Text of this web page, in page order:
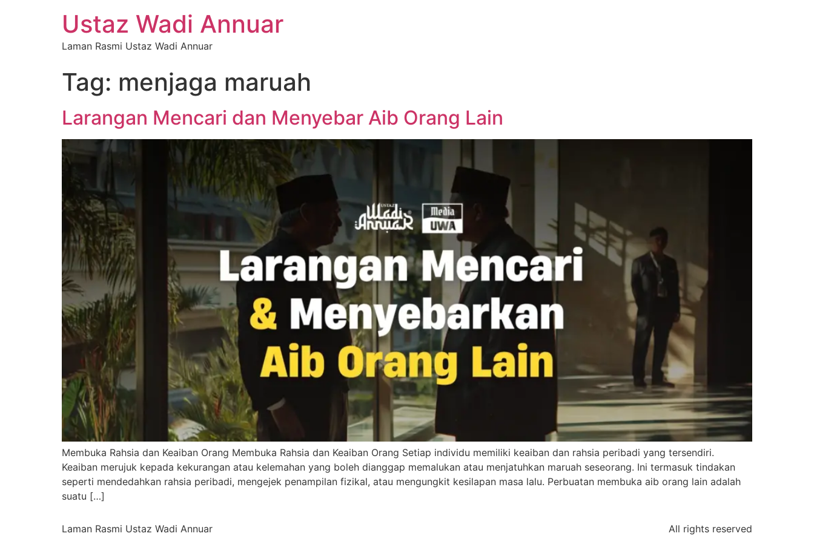
Ustaz Wadi Annuar
Laman Rasmi Ustaz Wadi Annuar
Tag: menjaga maruah
Larangan Mencari dan Menyebar Aib Orang Lain
Membuka Rahsia dan Keaiban Orang Membuka Rahsia dan Keaiban Orang Setiap individu memiliki keaiban dan rahsia peribadi yang tersendiri.
Keaiban merujuk kepada kekurangan atau kelemahan yang boleh dianggap memalukan atau menjatuhkan maruah seseorang. Ini termasuk tindakan
seperti mendedahkan rahsia peribadi, mengejek penampilan fizikal, atau mengungkit kesilapan masa lalu. Perbuatan membuka aib orang lain adalah
suatu […]
Laman Rasmi Ustaz Wadi Annuar All rights reserved